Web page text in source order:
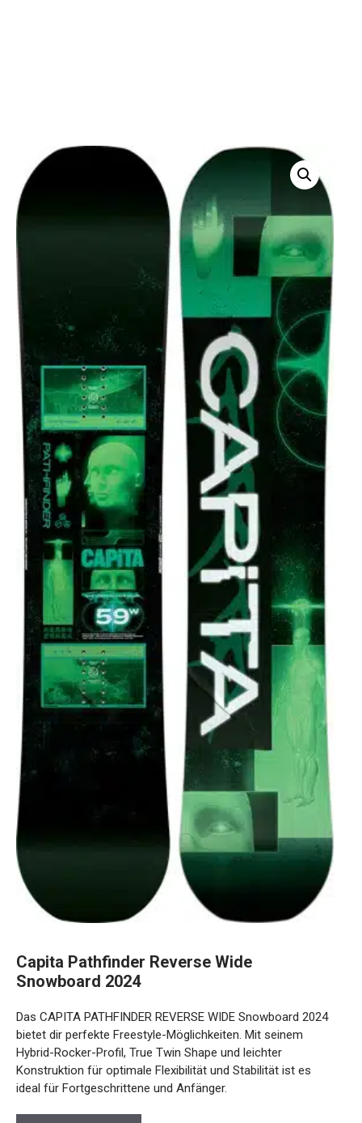
Capita Pathfinder Reverse Wide
Snowboard 2024
Das CAPITA PATHFINDER REVERSE WIDE Snowboard 2024
bietet dir perfekte Freestyle-Möglichkeiten. Mit seinem
Hybrid-Rocker-Profil, True Twin Shape und leichter
Konstruktion für optimale Flexibilität und Stabilität ist es
ideal für Fortgeschrittene und Anfänger.